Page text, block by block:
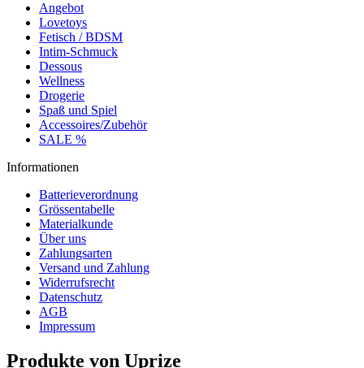
Angebot
Lovetoys
Fetisch / BDSM
Intim-Schmuck
Dessous
Wellness
Drogerie
Spaß und Spiel
Accessoires/Zubehör
SALE %
Informationen
Batterieverordnung
Grössentabelle
Materialkunde
Über uns
Zahlungsarten
Versand und Zahlung
Widerrufsrecht
Datenschutz
AGB
Impressum
Produkte von Uprize